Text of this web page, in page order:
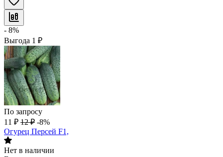
- 8%
Выгода 1 ₽
По запросу
11 ₽ 12 ₽ -8%
Огурец Персей F1,
Нет в наличии